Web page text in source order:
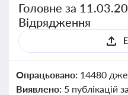
Головне за
Відрядження
Опрацьовано: 14480
Виявлено: 5 публікацій